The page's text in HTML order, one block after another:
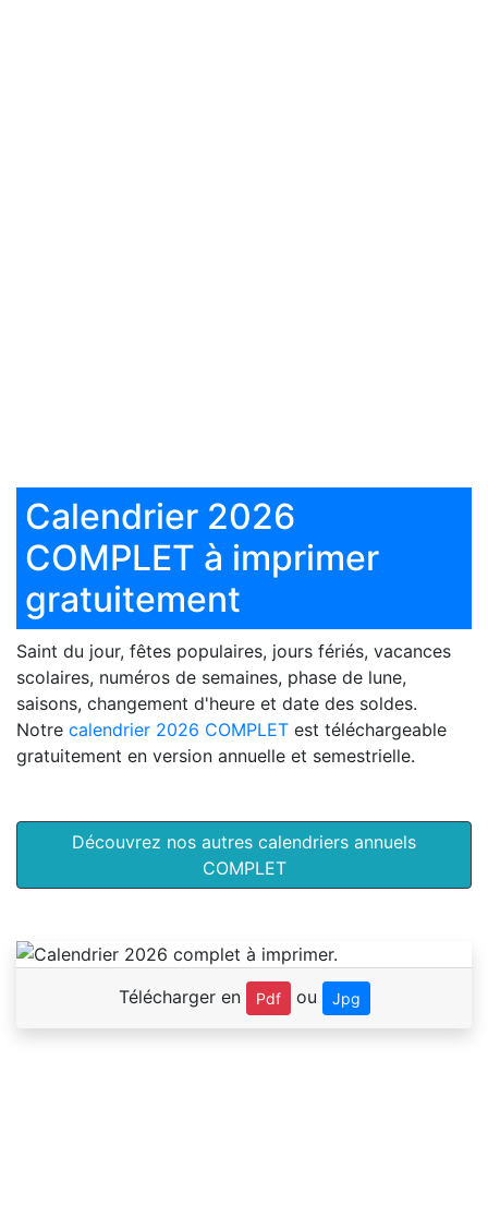
Calendrier 2026
COMPLET à imprimer
gratuitement
Saint du jour, fêtes populaires, jours fériés, vacances
scolaires, numéros de semaines, phase de lune,
saisons, changement d'heure et date des soldes.
Notre calendrier 2026 COMPLET est téléchargeable
gratuitement en version annuelle et semestrielle.
Découvrez nos autres calendriers annuels
COMPLET
Télécharger en Pdf ou Jpg